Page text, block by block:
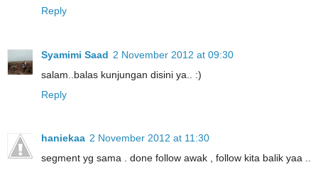
Reply
Syamimi Saad 2 November 2012 at 09:30
salam..balas kunjungan disini ya.. :)
Reply
haniekaa 2 November 2012 at 11:30
segment yg sama . done follow awak , follow kita balik yaa ..